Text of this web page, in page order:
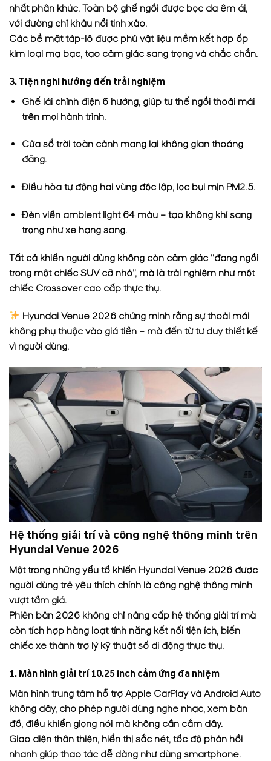
nhất phân khúc. Toàn bộ ghế ngồi được bọc da êm ái,
với đường chỉ khâu nổi tinh xảo.
Các bề mặt táp-lô được phủ vật liệu mềm kết hợp ốp
kim loại mạ bạc, tạo cảm giác sang trọng và chắc chắn.
3. Tiện nghi hướng đến trải nghiệm
Ghế lái chỉnh điện 6 hướng, giúp tư thế ngồi thoải mái
trên mọi hành trình.
Cửa sổ trời toàn cảnh mang lại không gian thoáng
đãng.
Điều hòa tự động hai vùng độc lập, lọc bụi mịn PM2.5.
Đèn viền ambient light 64 màu – tạo không khí sang
trọng như xe hạng sang.
Tất cả khiến người dùng không còn cảm giác “đang ngồi
trong một chiếc SUV cỡ nhỏ”, mà là trải nghiệm như một
chiếc Crossover cao cấp thực thụ.
Hyundai Venue 2026 chứng minh rằng sự thoải mái
không phụ thuộc vào giá tiền – mà đến từ tư duy thiết kế
vì người dùng.
Hệ thống giải trí và công nghệ thông minh trên
Hyundai Venue 2026
Một trong những yếu tố khiến Hyundai Venue 2026 được
người dùng trẻ yêu thích chính là công nghệ thông minh
vượt tầm giá.
Phiên bản 2026 không chỉ nâng cấp hệ thống giải trí mà
còn tích hợp hàng loạt tính năng kết nối tiện ích, biến
chiếc xe thành trợ lý kỹ thuật số di động thực thụ.
1. Màn hình giải trí 10.25 inch cảm ứng đa nhiệm
Màn hình trung tâm hỗ trợ Apple CarPlay và Android Auto
không dây, cho phép người dùng nghe nhạc, xem bản
đồ, điều khiển giọng nói mà không cần cắm dây.
Giao diện thân thiện, hiển thị sắc nét, tốc độ phản hồi
nhanh giúp thao tác dễ dàng như dùng smartphone.